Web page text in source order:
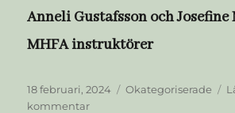
Anneli Gustafsson och Josefine
MHFA instruktörer
Publicerat
den
18 februari, 2024 Kategorier
Okategoriserade
kommentartill